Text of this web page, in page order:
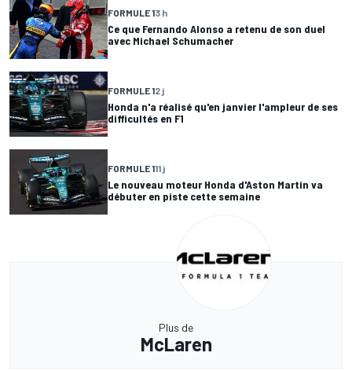
FORMULE 13 h
Ce que Fernando Alonso a retenu de son duel
avec Michael Schumacher
FORMULE 12 j
Honda n'a réalisé qu'en janvier l'ampleur de ses
difficultés en F1
FORMULE 111 j
Le nouveau moteur Honda d'Aston Martin va
débuter en piste cette semaine
Plus de
McLaren